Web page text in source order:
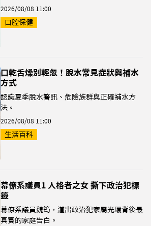
2026/08/08 11:00
口腔保健
口乾舌燥別輕忽！脫水常見症狀與補水
方式
認識夏季脫水警訊、危險族群與正確補水方
法。
2026/08/08 11:00
生活百科
幕僚系議員1 人格者之女 撕下政治犯標
籤
幕僚系議員魏筠，道出政治犯家屬光環背後最
真實的家庭告白。